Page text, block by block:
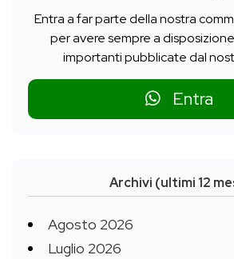
Entra a far parte della nostra
per avere sempre a
importanti pubblicate dal
Entra
Archivi (ultimi 12
Agosto 2026
Luglio 2026